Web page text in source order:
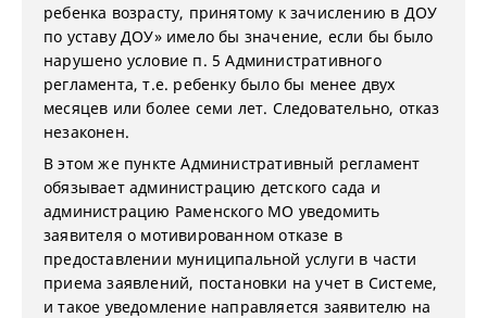
ребенка возрасту, принятому к зачислению в ДОУ
по уставу ДОУ» имело бы значение, если бы было
нарушено условие п. 5 Административного
регламента, т.е. ребенку было бы менее двух
месяцев или более семи лет. Следовательно, отказ
незаконен.
В этом же пункте Административный регламент
обязывает администрацию детского сада и
администрацию Раменского МО уведомить
заявителя о мотивированном отказе в
предоставлении муниципальной услуги в части
приема заявлений, постановки на учет в Системе,
и такое уведомление направляется заявителю на